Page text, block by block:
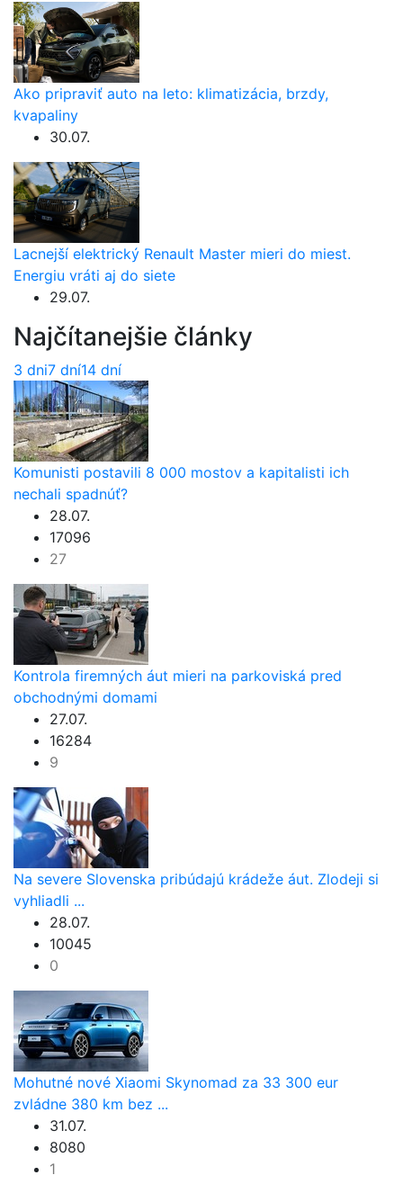
Ako pripraviť auto na leto: klimatizácia, brzdy,
kvapaliny
30.07.
Lacnejší elektrický Renault Master mieri do miest.
Energiu vráti aj do siete
29.07.
Najčítanejšie články
3 dni7 dní14 dní
Komunisti postavili 8 000 mostov a kapitalisti ich
nechali spadnúť?
28.07.
17096
27
Kontrola firemných áut mieri na parkoviská pred
obchodnými domami
27.07.
16284
9
Na severe Slovenska pribúdajú krádeže áut. Zlodeji si
vyhliadli ...
28.07.
10045
0
Mohutné nové Xiaomi Skynomad za 33 300 eur
zvládne 380 km bez ...
31.07.
8080
1